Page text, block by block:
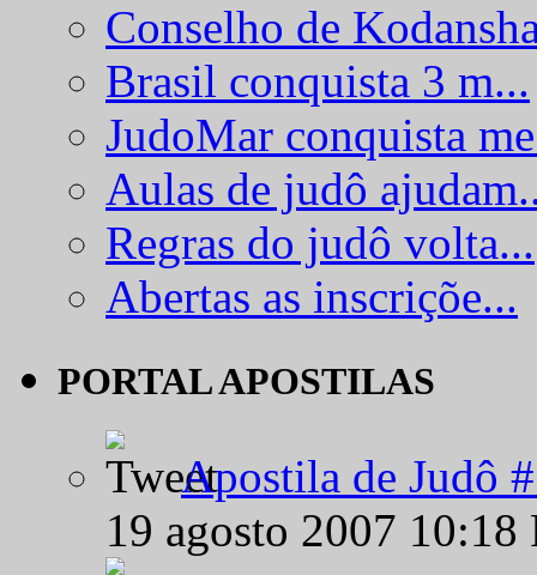
Conselho de
Brasil conquista 3 m...
JudoMar conquista
Aulas de judô
Regras do judô volta...
Abertas as inscriçõe...
PORTAL APOSTILAS
Apostila de Judô
19 agosto 2007